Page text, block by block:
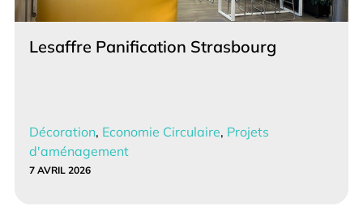
Lesaffre Panification Strasbourg
Décoration, Economie Circulaire, Projets
d'aménagement
7 AVRIL 2026